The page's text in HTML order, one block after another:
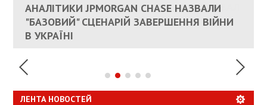
КАНДИДАТ В ПРЕМЬЕРЫ ПОЛЬШИ ПРИЗВАЛ
ЕС ПРЕКРАТИТЬ ВОЕННУЮ ПОМОЩЬ
УКРАИНЕ
АНАЛІТИКИ JPMORGAN CHASE НАЗВАЛИ
"БАЗОВИЙ" СЦЕНАРІЙ ЗАВЕРШЕННЯ ВІЙНИ
В УКРАЇНІ
РЮТТЕ
ПАЛИВНИЙ РИНОК РОЗІГРІЛИ ШТУЧНО:
АНАЛІТИКИ ЗВИНУВАТИЛИ АЗС У
СПЕКУЛЯЦІЇ
ЛЕНТА НОВОСТЕЙ